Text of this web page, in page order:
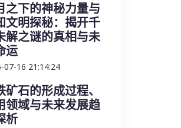
之下的神秘力量与
文明探秘：揭开千
解之谜的真相与未
运
07-16 21:14:24
矿石的形成过程、
领域与未来发展趋
析